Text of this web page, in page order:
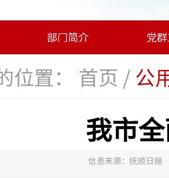
部门简介 党
位置： 首页 /公
我市
信息来源：抚顺日报